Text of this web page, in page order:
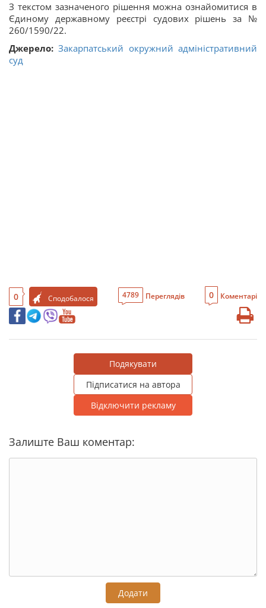
З текстом зазначеного рішення можна ознайомитися в
Єдиному державному реєстрі судових рішень за №
260/1590/22.
Джерело: Закарпатський окружний адміністративний
суд
0 Сподобалося 4789 Переглядів 0 Коментарі
Подякувати
Підписатися на автора
Відключити рекламу
Залиште Ваш коментар:
Додати